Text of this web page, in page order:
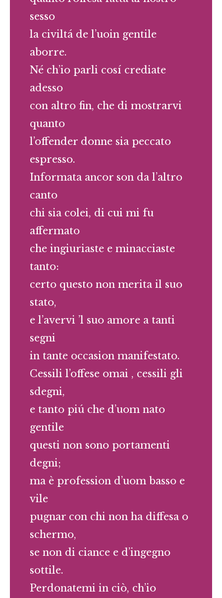
sesso
la civiltá de l’uoin gentile
aborre.
Né ch’io parli cosí crediate
adesso
con altro fin, che di mostrarvi
quanto
l’offender donne sia peccato
espresso.
Informata ancor son da l’altro
canto
chi sia colei, di cui mi fu
affermato
che ingiuriaste e minacciaste
tanto:
certo questo non merita il suo
stato,
e l’avervi ’l suo amore a tanti
segni
in tante occasion manifestato.
Cessili l’offese omai , cessili gli
sdegni,
e tanto piú che d’uom nato
gentile
questi non sono portamenti
degni;
ma è profession d’uom basso e
vile
pugnar con chi non ha diffesa o
schermo,
se non di ciance e d’ingegno
sottile.
Perdonatemi in ciò, ch’io